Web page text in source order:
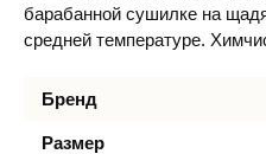
барабанной сушилке на
средней температуре.
Бренд
Размер